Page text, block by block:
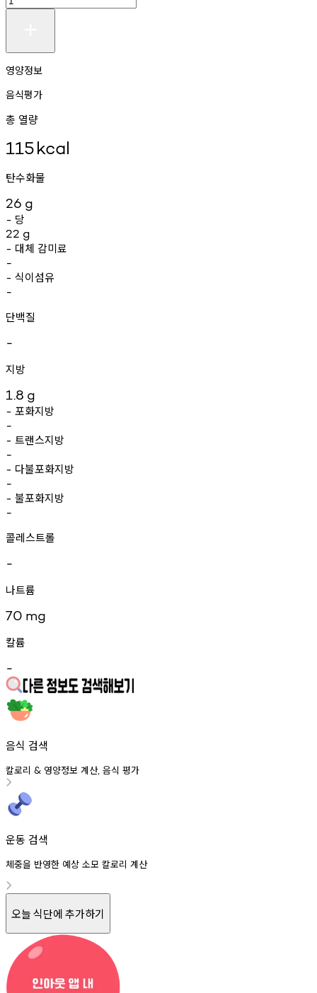
영양정보
음식평가
총 열량
115kcal
탄수화물
26 g
- 당
22 g
- 대체 감미료
-
- 식이섬유
-
단백질
-
지방
1.8 g
- 포화지방
-
- 트랜스지방
-
- 다불포화지방
-
- 불포화지방
-
콜레스트롤
-
나트륨
70 mg
칼륨
-
음식 검색
칼로리 & 영양정보 계산, 음식 평가
운동 검색
체중을 반영한 예상 소모 칼로리 계산
오늘 식단에 추가하기